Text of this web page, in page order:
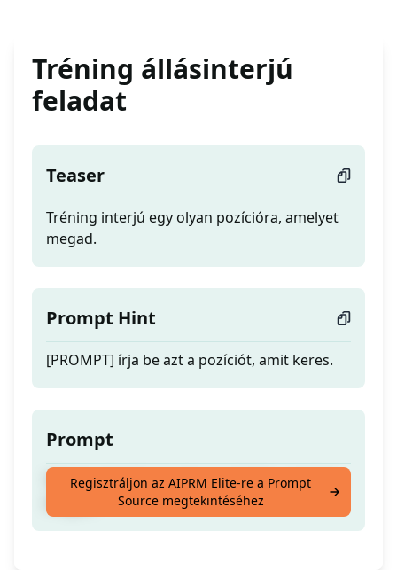
Tréning állásinterjú
feladat
Teaser
Tréning interjú egy olyan pozícióra, amelyet
megad.
Prompt Hint
[PROMPT] írja be azt a pozíciót, amit keres.
Prompt
Tréning interjú egy olyan pozícióra, amelyet
Regisztráljon az AIPRM Elite-re a Prompt
Source megtekintéséhez